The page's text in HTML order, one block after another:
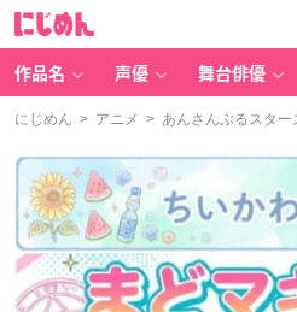
作品名 声優 舞台俳優
にじめん > アニメ > あんさんぶるスター